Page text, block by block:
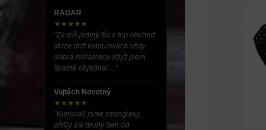
RADAR
★★★★★
"Za mě jediný fér a top obchod
skrze drift komunikace vždy
dobrá reklamace když jsem
špatně objednal ..."
Vojtěch Novotný
★★★★★
"Kupovali jsme stronglexy,
přišly asi druhý den od